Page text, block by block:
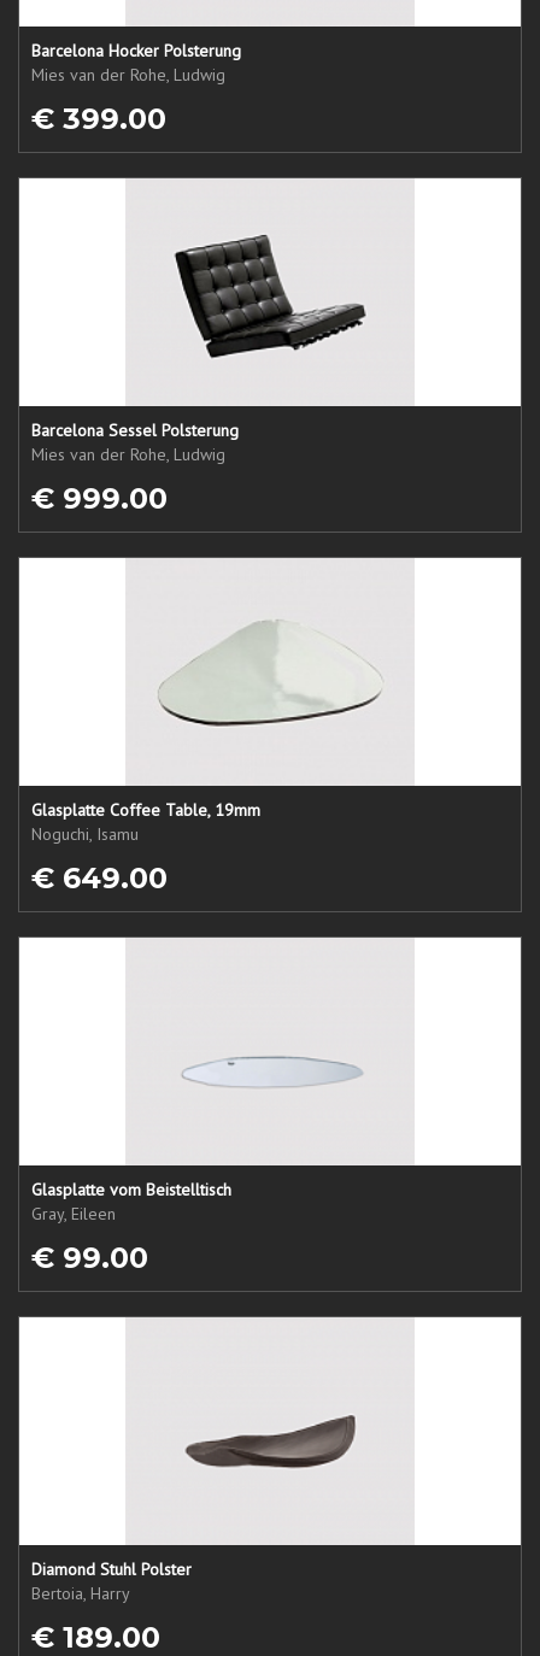
Barcelona Hocker Polsterung
Mies van der Rohe, Ludwig
€ 399.00
Barcelona Sessel Polsterung
Mies van der Rohe, Ludwig
€ 999.00
Glasplatte Coffee Table, 19mm
Noguchi, Isamu
€ 649.00
Glasplatte vom Beistelltisch
Gray, Eileen
€ 99.00
Diamond Stuhl Polster
Bertoia, Harry
€ 189.00